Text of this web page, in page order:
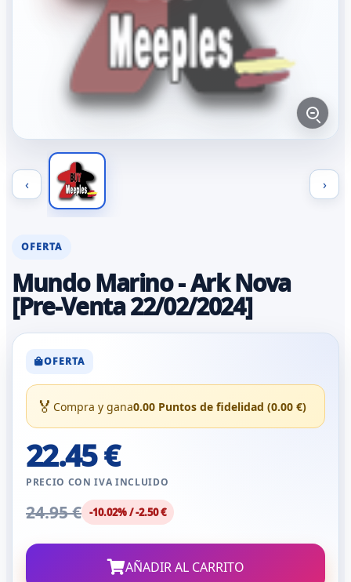
‹ ›
OFERTA
Mundo Marino - Ark Nova
[Pre-Venta 22/02/2024]
OFERTA
🏅 Compra y gana0.00 Puntos de fidelidad (0.00 €)
22.45 €
PRECIO CON IVA INCLUIDO
24.95 € -10.02% / -2.50 €
AÑADIR AL CARRITO